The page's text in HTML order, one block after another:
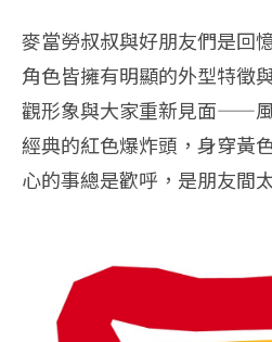
麥當勞叔叔與好朋友們是回
角色皆擁有明顯的外型特徵
觀形象與大家重新見面——
經典的紅色爆炸頭，身穿黃
心的事總是歡呼， 是朋友間